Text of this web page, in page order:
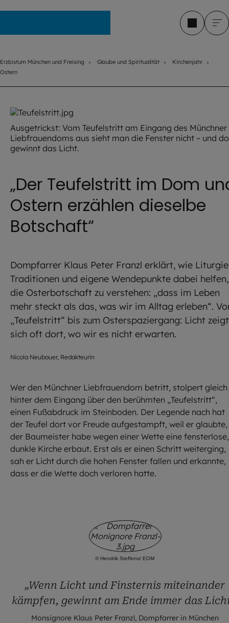
Erzbistum München und Freising Glaube und Spiritualität
Kirchenjahr
Ostern
Ausgetrickst: Vom Teufelstritt am Eingang des Münchner
Liebfrauendoms aus sieht man die Fenster nicht – und
gewinnt das Licht.
„Der Teufelstritt im Dom
Ostern erzählen dieselbe
Botschaft“
Dompfarrer Klaus Peter Franzl erklärt, wie
Traditionen und eigene Wendepunkte dabei helfen,
die Osterbotschaft zu verstehen: „dass im Leben
mehr steckt als das, was wir im Alltag erleben“.
„Teufelstritt“ bis zum Osterspaziergang: Licht zeigt
sich oft dort, wo wir es nicht erwarten.
Nicola Neubauer, Redakteurin
Wer den Münchner Liebfrauendom betritt, stolpert gleich
hinter dem Eingang über den berühmten „Teufelstritt“,
einen Fußabdruck im Steinboden. Der Legende nach hat
der Teufel dort vor Freude aufgestampft, weil er glaubte,
der Baumeister habe wegen einer Wette eine fensterlose,
dunkle Kirche erbaut. Erst als er einen Schritt weiterging,
sah er Licht durch die hohen Fenster fallen und erkannte,
dass er die Wette doch verloren hatte.
© Hendrik Steffens/ EOM
„Wenn Licht und Finsternis miteinander
kämpfen, gewinnt am Ende immer das
Monsignore Klaus Peter Franzl, Dompfarrer in München